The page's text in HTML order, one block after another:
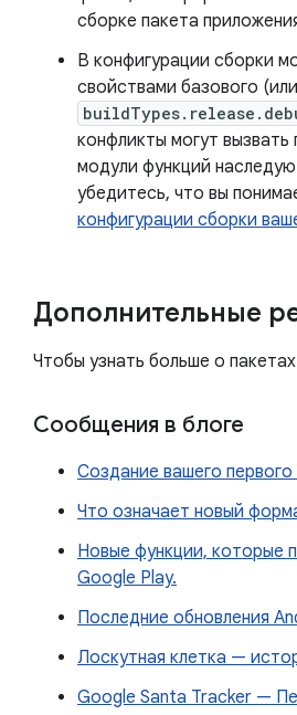
сборке пакета
В конфигурации сборки
свойствами базового
конфликты могут
модули функций
убедитесь, что вы
конфигурации сборки
Дополнительные
Чтобы узнать больше о
Сообщения в блоге
Создание вашего
Что означает новый
Новые функции, которые
Google Play.
Последние обновления
Лоскутная клетка —
Google Santa Tracker —